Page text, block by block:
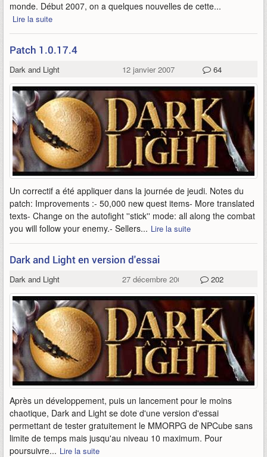
monde. Début 2007, on a quelques nouvelles de cette...
Lire la suite
Patch 1.0.17.4
Dark and Light 12 janvier 2007 64
Un correctif a été appliquer dans la journée de jeudi. Notes du
patch: Improvements :- 50,000 new quest items- More translated
texts- Change on the autofight ''stick'' mode: all along the combat
you will follow your enemy.- Sellers... Lire la suite
Dark and Light en version d'essai
Dark and Light 27 décembre 2006 202
Après un développement, puis un lancement pour le moins
chaotique, Dark and Light se dote d'une version d'essai
permettant de tester gratuitement le MMORPG de NPCube sans
limite de temps mais jusqu'au niveau 10 maximum. Pour
poursuivre... Lire la suite